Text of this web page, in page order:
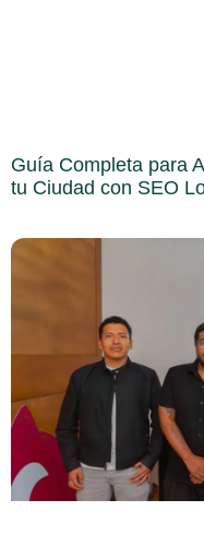
Guía Completa para
tu Ciudad con SEO